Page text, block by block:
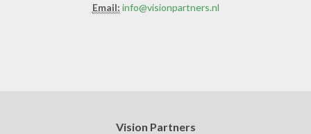
Email: info@visionpartners.nl
Vision Partners